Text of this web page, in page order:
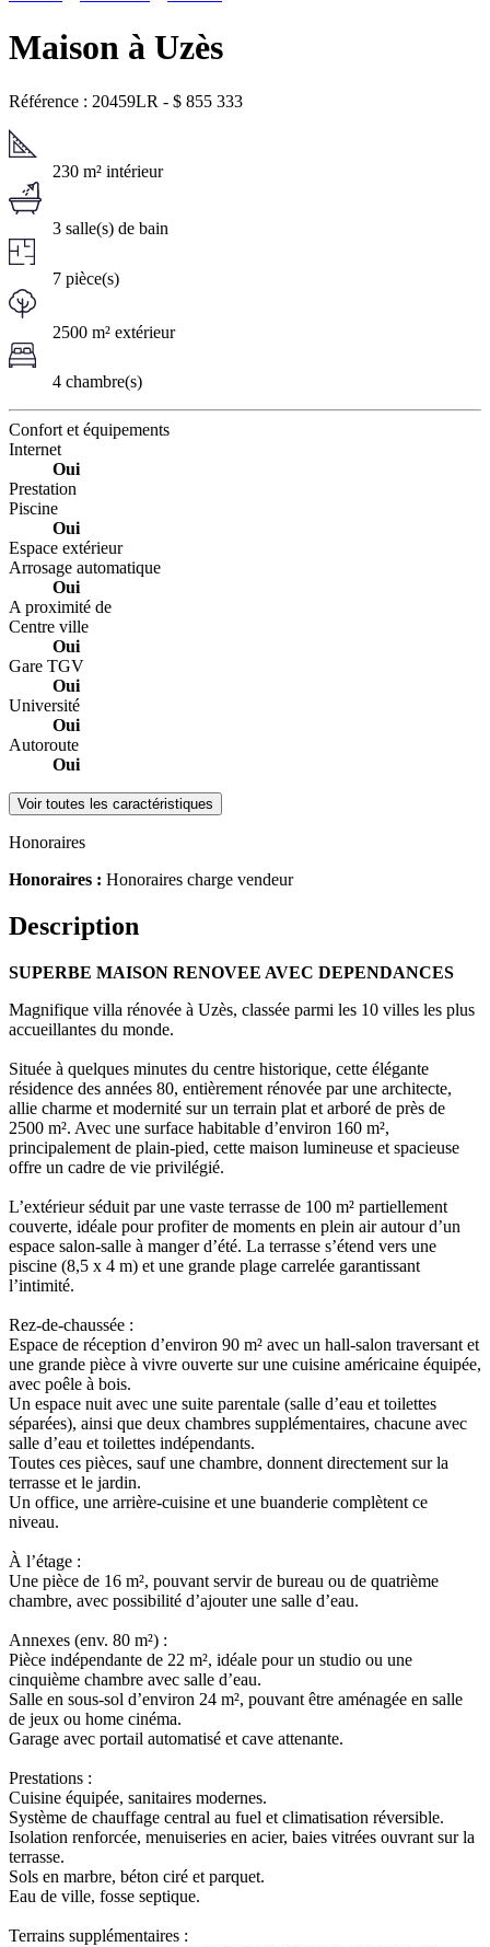
Maison à Uzès
Référence : 20459LR - $ 855 333
230 m² intérieur
3 salle(s) de bain
7 pièce(s)
2500 m² extérieur
4 chambre(s)
Confort et équipements
Internet
Oui
Prestation
Piscine
Oui
Espace extérieur
Arrosage automatique
Oui
A proximité de
Centre ville
Oui
Gare TGV
Oui
Université
Oui
Autoroute
Oui
Voir toutes les caractéristiques
Honoraires
Honoraires : Honoraires charge vendeur
Description
SUPERBE MAISON RENOVEE AVEC DEPENDANCES
Magnifique villa rénovée à Uzès, classée parmi les 10 villes les plus
accueillantes du monde.
Située à quelques minutes du centre historique, cette élégante
résidence des années 80, entièrement rénovée par une architecte,
allie charme et modernité sur un terrain plat et arboré de près de
2500 m². Avec une surface habitable d’environ 160 m²,
principalement de plain-pied, cette maison lumineuse et spacieuse
offre un cadre de vie privilégié.
L’extérieur séduit par une vaste terrasse de 100 m² partiellement
couverte, idéale pour profiter de moments en plein air autour d’un
espace salon-salle à manger d’été. La terrasse s’étend vers une
piscine (8,5 x 4 m) et une grande plage carrelée garantissant
l’intimité.
Rez-de-chaussée :
Espace de réception d’environ 90 m² avec un hall-salon traversant et
une grande pièce à vivre ouverte sur une cuisine américaine équipée,
avec poêle à bois.
Un espace nuit avec une suite parentale (salle d’eau et toilettes
séparées), ainsi que deux chambres supplémentaires, chacune avec
salle d’eau et toilettes indépendants.
Toutes ces pièces, sauf une chambre, donnent directement sur la
terrasse et le jardin.
Un office, une arrière-cuisine et une buanderie complètent ce
niveau.
À l’étage :
Une pièce de 16 m², pouvant servir de bureau ou de quatrième
chambre, avec possibilité d’ajouter une salle d’eau.
Annexes (env. 80 m²) :
Pièce indépendante de 22 m², idéale pour un studio ou une
cinquième chambre avec salle d’eau.
Salle en sous-sol d’environ 24 m², pouvant être aménagée en salle
de jeux ou home cinéma.
Garage avec portail automatisé et cave attenante.
Prestations :
Cuisine équipée, sanitaires modernes.
Système de chauffage central au fuel et climatisation réversible.
Isolation renforcée, menuiseries en acier, baies vitrées ouvrant sur la
terrasse.
Sols en marbre, béton ciré et parquet.
Eau de ville, fosse septique.
Terrains supplémentaires :